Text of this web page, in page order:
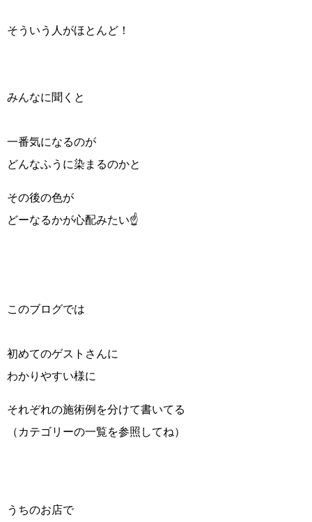
そういう人がほとんど！
みんなに聞くと
一番気になるのが
どんなふうに染まるのかと
その後の色が
どーなるかが心配みたい☝
このブログでは
初めてのゲストさんに
わかりやすい様に
それぞれの施術例を分けて書いてる
（カテゴリーの一覧を参照してね）
うちのお店で